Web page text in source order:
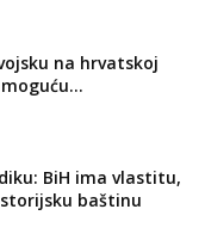
na hrvatskoj
BiH ima vlastitu,
baštinu